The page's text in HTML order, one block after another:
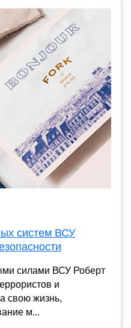
систем ВСУ
силами ВСУ Роберт
и
свою жизнь,
м...